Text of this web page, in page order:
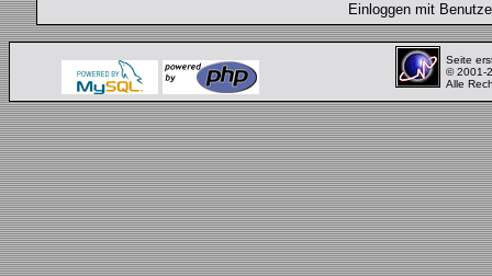
Einloggen mit
Seite
© 2001-
Alle